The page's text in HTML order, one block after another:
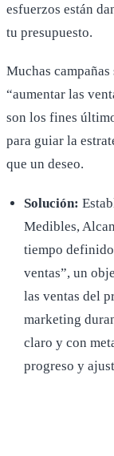
esfuerzos están
tu presupuesto.
Muchas
“aumentar las
son los fines
para guiar la
que un deseo.
Solución:
Medibles,
tiempo
ventas”, un
las ventas del
marketing
claro y con
progreso y